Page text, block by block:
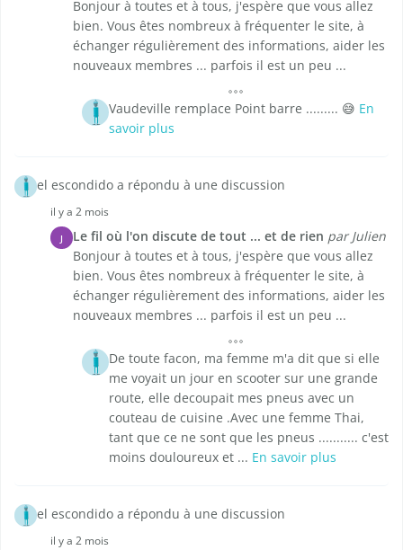
Bonjour à toutes et à tous, j'espère que vous allez
bien. Vous êtes nombreux à fréquenter le site, à
échanger régulièrement des informations, aider les
nouveaux membres ... parfois il est un peu ...
Vaudeville remplace Point barre ......... 😅 En
savoir plus
el escondido a répondu à une discussion
il y a 2 mois
J Le fil où l'on discute de tout ... et de rien par Julien
Bonjour à toutes et à tous, j'espère que vous allez
bien. Vous êtes nombreux à fréquenter le site, à
échanger régulièrement des informations, aider les
nouveaux membres ... parfois il est un peu ...
De toute facon, ma femme m'a dit que si elle
me voyait un jour en scooter sur une grande
route, elle decoupait mes pneus avec un
couteau de cuisine .Avec une femme Thai,
tant que ce ne sont que les pneus ........... c'est
moins douloureux et ... En savoir plus
el escondido a répondu à une discussion
il y a 2 mois